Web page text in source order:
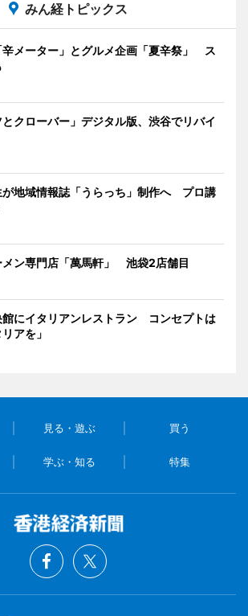
みん経トピックス
辛メーター」とグルメ企画「夏辛祭」 ス
クローバー」デジタル版、渋谷でリバイ
が地域情報誌「うらっち」制作へ プロ講
メン専門店「萬馬軒」 池袋2店舗目
館にイタリアンレストラン コンセプトは
アを」
見る・遊ぶ 買う
学ぶ・知る 特集